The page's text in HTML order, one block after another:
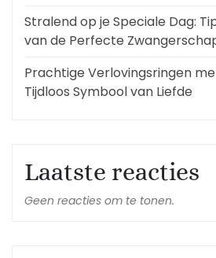
Stralend op je Speciale Dag:
van de Perfecte
Prachtige Verlovingsringen
Tijdloos Symbool van Liefde
Laatste reacties
Geen reacties om te tonen.